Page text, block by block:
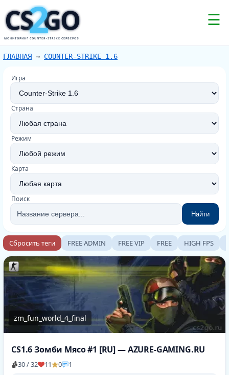
CS GO
2
МОНИТОРИНГ COUNTER-STRIKE СЕРВЕРОВ
☰
ГЛАВНАЯ → COUNTER-STRIKE 1.6
Игра
Страна
Режим
Карта
Поиск
Найти
Сбросить теги FREE ADMIN FREE VIP FREE HIGH FPS
zm_fun_world_4_final
CS1.6 Зомби Мясо #1 [RU] — AZURE-GAMING.RU
30 / 32 11 0 1